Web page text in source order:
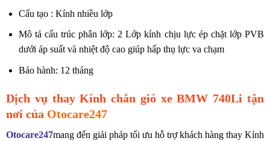
Cấu tạo : Kính nhiều lớp
Mô tả cấu trúc phân lớp: 2 Lớp kính chịu lực ép chặt lớp PVB
dưới áp suất và nhiệt độ cao giúp hấp thụ lực va chạm
Bảo hành: 12 tháng
Dịch vụ thay Kính chắn gió xe BMW 740Li tận
nơi của Otocare247
Otocare247mang đến giải pháp tối ưu hỗ trợ khách hàng thay Kính